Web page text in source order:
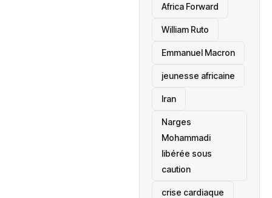
‎Africa Forward
William Ruto
Emmanuel Macron
jeunesse africaine
‎Iran
Narges
Mohammadi
libérée sous
caution
crise cardiaque